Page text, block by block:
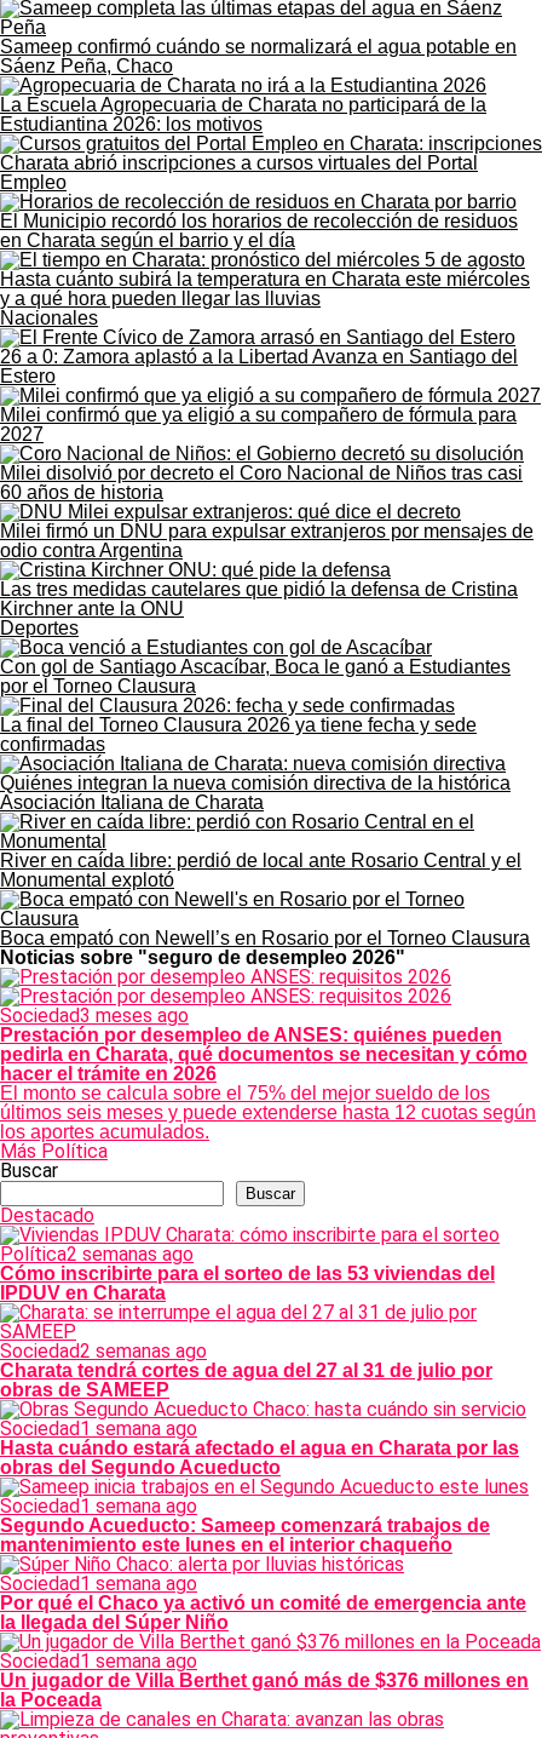
Sameep confirmó cuándo se normalizará el agua potable en
Sáenz Peña, Chaco
La Escuela Agropecuaria de Charata no participará de la
Estudiantina 2026: los motivos
Charata abrió inscripciones a cursos virtuales del Portal
Empleo
El Municipio recordó los horarios de recolección de residuos
en Charata según el barrio y el día
Hasta cuánto subirá la temperatura en Charata este miércoles
y a qué hora pueden llegar las lluvias
Nacionales
26 a 0: Zamora aplastó a la Libertad Avanza en Santiago del
Estero
Milei confirmó que ya eligió a su compañero de fórmula para
2027
Milei disolvió por decreto el Coro Nacional de Niños tras casi
60 años de historia
Milei firmó un DNU para expulsar extranjeros por mensajes de
odio contra Argentina
Las tres medidas cautelares que pidió la defensa de Cristina
Kirchner ante la ONU
Deportes
Con gol de Santiago Ascacíbar, Boca le ganó a Estudiantes
por el Torneo Clausura
La final del Torneo Clausura 2026 ya tiene fecha y sede
confirmadas
Quiénes integran la nueva comisión directiva de la histórica
Asociación Italiana de Charata
River en caída libre: perdió de local ante Rosario Central y el
Monumental explotó
Boca empató con Newell’s en Rosario por el Torneo Clausura
Noticias sobre "seguro de desempleo 2026"
Sociedad3 meses ago
Prestación por desempleo de ANSES: quiénes pueden
pedirla en Charata, qué documentos se necesitan y cómo
hacer el trámite en 2026
El monto se calcula sobre el 75% del mejor sueldo de los
últimos seis meses y puede extenderse hasta 12 cuotas según
los aportes acumulados.
Más Política
Buscar
Buscar
Destacado
Política2 semanas ago
Cómo inscribirte para el sorteo de las 53 viviendas del
IPDUV en Charata
Sociedad2 semanas ago
Charata tendrá cortes de agua del 27 al 31 de julio por
obras de SAMEEP
Sociedad1 semana ago
Hasta cuándo estará afectado el agua en Charata por las
obras del Segundo Acueducto
Sociedad1 semana ago
Segundo Acueducto: Sameep comenzará trabajos de
mantenimiento este lunes en el interior chaqueño
Sociedad1 semana ago
Por qué el Chaco ya activó un comité de emergencia ante
la llegada del Súper Niño
Sociedad1 semana ago
Un jugador de Villa Berthet ganó más de $376 millones en
la Poceada